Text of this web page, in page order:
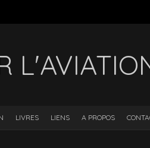
LIVRES LIENS A PROPOS